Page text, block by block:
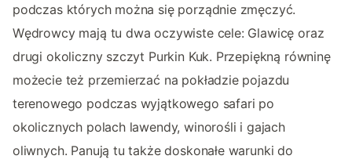
podczas których można się porządnie zmęczyć.
Wędrowcy mają tu dwa oczywiste cele: Glawicę oraz
drugi okoliczny szczyt Purkin Kuk. Przepiękną równinę
możecie też przemierzać na pokładzie pojazdu
terenowego podczas wyjątkowego safari po
okolicznych polach lawendy, winorośli i gajach
oliwnych. Panują tu także doskonałe warunki do